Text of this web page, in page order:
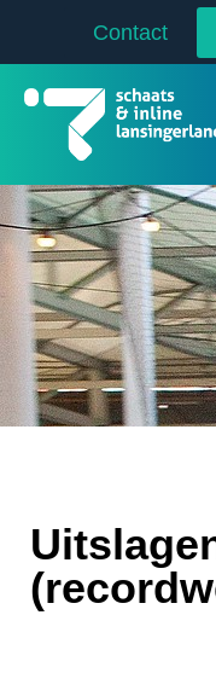
Contact